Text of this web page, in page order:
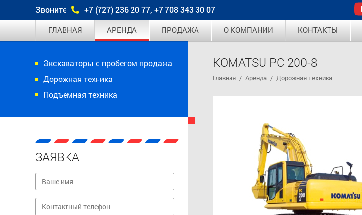
Звоните +7 (727) 236 20 77, +7 708 343 30 07
ГЛАВНАЯ АРЕНДА ПРОДАЖА О КОМПАНИИ КОНТАКТЫ
KOMATSU PC 200-8
Главная / Аренда / Дорожная техника
Экскаваторы с пробегом продажа
Дорожная техника
Подъемная техника
ЗАЯВКА